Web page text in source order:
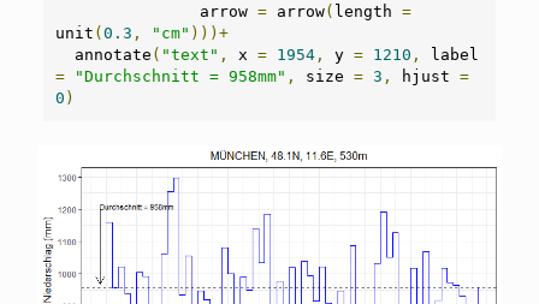
               arrow
= arrow( length =
unit (0.3 , "cm" )))+
  annotate
( "text" , x = 1954 , y = 1210 ,
=
"Durchschnitt = 958mm" , size = 3 , hjust =
0 )